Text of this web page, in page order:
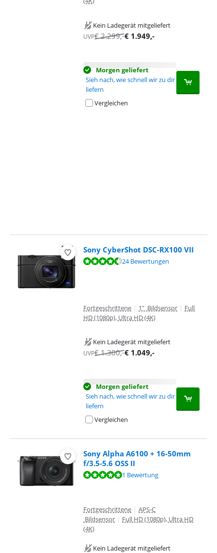
Kein Ladegerät mitgeliefert
UVP€2.299,-€ 1.949,-
Morgen geliefert
Sieh nach, wie schnell wir zu dir
liefern
Vergleichen
Sony CyberShot DSC-RX100 VII
Bewertet mit 8,8 von 10, basierend auf 24 Bewertungen.
24 Bewertungen
Fortgeschrittene | 1" Bildsensor | Full
HD (1080p), Ultra HD (4K)
Kein Ladegerät mitgeliefert
UVP€1.300,-€ 1.049,-
Morgen geliefert
Sieh nach, wie schnell wir zu dir
liefern
Vergleichen
Sony Alpha A6100 + 16-50mm
f/3.5-5.6 OSS II
Bewertet mit 9,5 von 10, basierend auf 1 Bewertung.
1 Bewertung
Fortgeschrittene | APS-C
Bildsensor | Full HD (1080p), Ultra HD
(4K)
Kein Ladegerät mitgeliefert